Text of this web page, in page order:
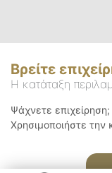
Βρείτε
Η κατάταξη
Ψάχνετε
Χρησιμοποιήστε την